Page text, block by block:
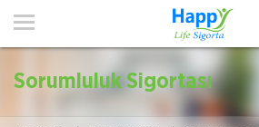
ANA SAYFA
Sorumluluk Sigortası